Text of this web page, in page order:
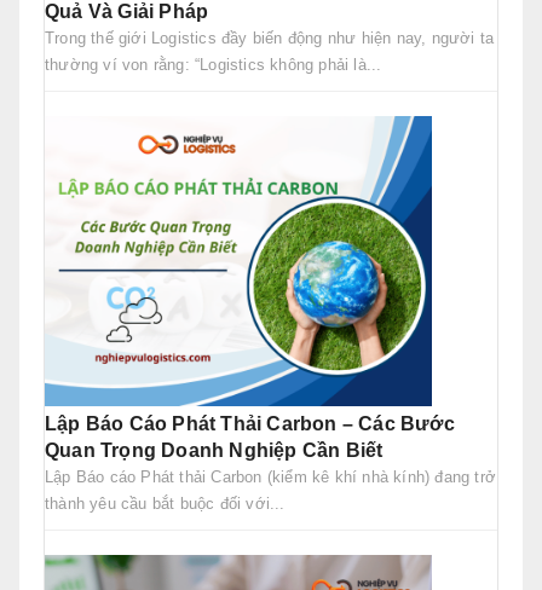
Quả Và Giải Pháp
Trong thế giới Logistics đầy biến động như hiện nay, người ta
thường ví von rằng: “Logistics không phải là...
Lập Báo Cáo Phát Thải Carbon – Các Bước
Quan Trọng Doanh Nghiệp Cần Biết
Lập Báo cáo Phát thải Carbon (kiểm kê khí nhà kính) đang trở
thành yêu cầu bắt buộc đối với...